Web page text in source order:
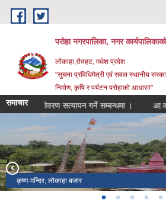
Skip to main content
परोहा नगरपालिका, नगर
लौकाहा,रौतहट, मधेश प्रदेश
"सुचना प्रविधिमैत्री एवं सवल स्थानीय सरकार
निर्माण, कृषि र पर्यटन परोहाको आधार!!"
समाचार
विधार्थी विवरण सत्यापन गर्ने सम्बन्धमा ।
कृष्ण-मन्दिर, लौकाहा बजार
लौकाहा -मेला ,लौकाहा बजार
परोहा न.पा. वार्ड नं. -२ मा अवस्थित जामे मस्जिद
राम मन्दिर,रामपुर-खाप
शिव-पार्वति मन्दिर, खाप